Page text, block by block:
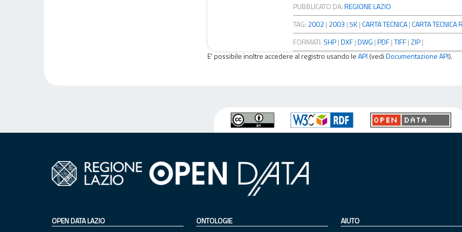
PUBBLICATO DA:REGIONE LAZIO
TAG: 2002 | 2003 |5K |CARTA TECNICA |CARTA TECNICA
FORMATI: SHP |DXF |DWG |PDF |TIFF |ZIP |
E' possibile inoltre accedere al registro usando leAPI (vediDocumentazione API).
OPEN DATA LAZIO ONTOLOGIE AIUTO